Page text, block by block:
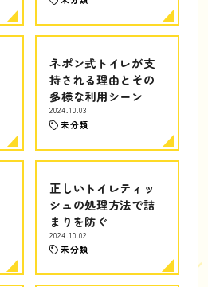
ネポン式トイレが支
持される理由とその
多様な利用シーン
2024.10.03
未分類
正しいトイレティッ
シュの処理方法で詰
まりを防ぐ
2024.10.02
未分類